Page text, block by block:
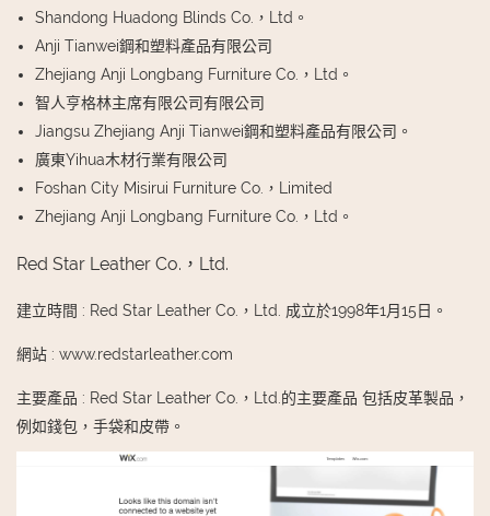
Shandong Huadong Blinds Co.，Ltd。
Anji Tianwei鋼和塑料產品有限公司
Zhejiang Anji Longbang Furniture Co.，Ltd。
智人亨格林主席有限公司有限公司
Jiangsu Zhejiang Anji Tianwei鋼和塑料產品有限公司。
廣東Yihua木材行業有限公司
Foshan City Misirui Furniture Co.，Limited
Zhejiang Anji Longbang Furniture Co.，Ltd。
Red Star Leather Co.，Ltd.
建立時間 : Red Star Leather Co.，Ltd. 成立於1998年1月15日。
網站 : www.redstarleather.com
主要產品 : Red Star Leather Co.，Ltd.的主要產品 包括皮革製品，
例如錢包，手袋和皮帶。